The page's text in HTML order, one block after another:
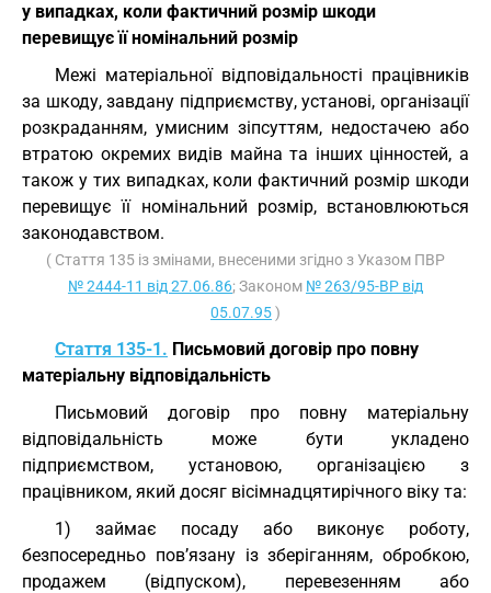
у випадках, коли фактичний розмір шкоди
перевищує її номінальний розмір
Межі матеріальної відповідальності працівників
за шкоду, завдану підприємству, установі, організації
розкраданням, умисним зіпсуттям, недостачею або
втратою окремих видів майна та інших цінностей, а
також у тих випадках, коли фактичний розмір шкоди
перевищує її номінальний розмір, встановлюються
законодавством.
( Стаття 135 із змінами, внесеними згідно з Указом ПВР
№ 2444-11 від 27.06.86; Законом № 263/95-ВР від
05.07.95)
Стаття 135-1. Письмовий договір про повну
матеріальну відповідальність
Письмовий договір про повну матеріальну
відповідальність може бути укладено
підприємством, установою, організацією з
працівником, який досяг вісімнадцятирічного віку та:
1) займає посаду або виконує роботу,
безпосередньо пов’язану із зберіганням, обробкою,
продажем (відпуском), перевезенням або